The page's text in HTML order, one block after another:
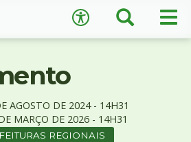
Busca
Acessibilidade ×
A− A+
AGOSTO DE 2024 - 14H31
MARÇO DE 2026 - 14H31
REGIONAIS